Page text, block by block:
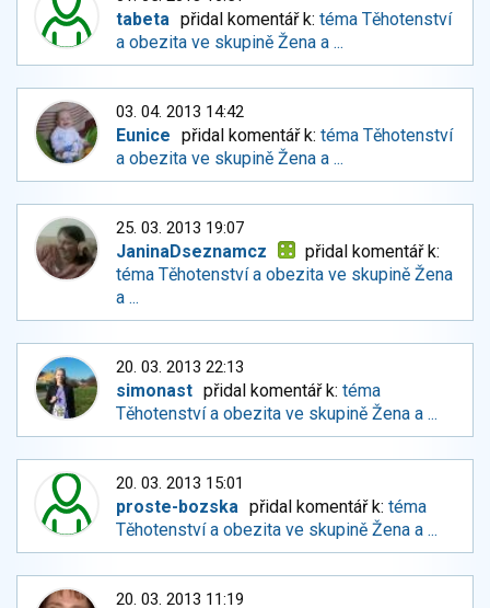
tabeta přidal komentář k:téma Těhotenství
a obezita ve skupině Žena a ...
03. 04. 2013 14:42
Eunice přidal komentář k:téma Těhotenství
a obezita ve skupině Žena a ...
25. 03. 2013 19:07
JaninaDseznamcz
přidal komentář k:
téma Těhotenství a obezita ve skupině Žena
a ...
20. 03. 2013 22:13
simonast přidal komentář k:téma
Těhotenství a obezita ve skupině Žena a ...
20. 03. 2013 15:01
proste-bozska přidal komentář k:téma
Těhotenství a obezita ve skupině Žena a ...
20. 03. 2013 11:19